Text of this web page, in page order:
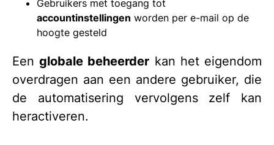
Gebruikers met toegang tot
accountinstellingen worden per e-mail op de
hoogte gesteld
Eenglobale beheerder kan het eigendom
overdragen aan een andere gebruiker, die
de automatisering vervolgens zelf kan
heractiveren.